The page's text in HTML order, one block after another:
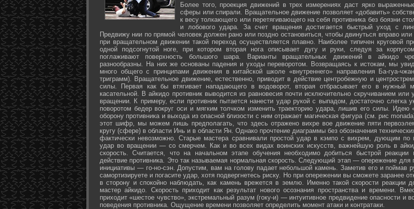
Более того, проекция движений в трех измерениях даст ярко
сферы или спирали. Вращательное движение позволяет «добавить»
к весу толкающего или перетягивающего на себя противника без боязни
и лобового удара. За счет вращения достигается быстрый уход с
Предвижу нии по прямой человек должен рано или поздно остановиться, чтобы двинуться вправо
при вращательном движении такой переход осуществляется плавно. Наиболее типичен круговой
одной подсогнутой ноге, при котором вторая нога описывает дугу и руки, следуя за
поглаживают поверхность большого шара. Варианты вращательных движений в айкидо
разнообразны. На них же основаны падения и уходы переворотом. Возвращаясь к истокам, мы
много общего с принципами движения в китайской школе «внутреннего» направления Ба-гуа-
триграмм). Вращательное движение, естественно, приводит в действие центробежную и
силы. Первая как бы втягивает нападающего в водоворот, вторая отбрасывает его в нужный
касательной. В айкидо противник выводится из равновесия почти исключительно скручиванием или
вращении. К примеру, если противник пытается нанести удар рукой с выпадом, достаточно слегка
поворотом бедер вокруг оси и мягким толчком изменить траекторию удара, лишив его силы. Идею
оборону противника и выхода из опасной близости с ним отражает магическая фигура (см. рис
этот шифр, мы можем лишь предполагать, что здесь отражено вихре вое движение пяти
кругу (сфере) в области Инь и в области Ян. Однако прочтение диаграммы без обозначения
фактически невозможно. Старые мастера сравнивали простой удар в кэмпо с вихрем, дующим по
удар во вращении — со смерчем. Как и во всех видах воинских искусств, важнейшую роль в
скорость. Считается, что на начальном этапе обучения необходимо добиться быстрой
действие противника. Это так называемая нормальная скорость. Следующий этап — опережение для
инициативы — го-но-сэн. Допустим, вам на голову падает небольшой камень. Заметив его и поймав
самортизируете и погасите удар, хотя подвергнетесь риску. Но при опережении вы сможете заранее
в сторону и спокойно наблюдать, как камень врежется в землю. Именно такой скорости реакции
мастер айкидо. Скорость приходит как результат нового осознания пространства и времени.
приходит «шестое чувство», экстремальный разум (гоку-и) — интуитивное предвидение опасности и
поведения противника. Ощущение времени позволяет определить момент атаки и контратаки.